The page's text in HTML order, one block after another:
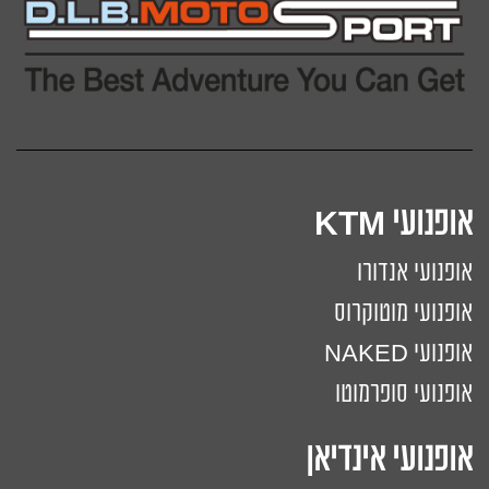
אופנועי KTM
אופנועי אנדורו
אופנועי מוטוקרוס
אופנועי NAKED
אופנועי סופרמוטו
אופנועי אינדיאן